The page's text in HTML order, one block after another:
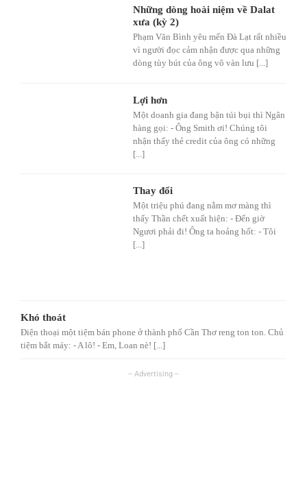
Những dòng hoài niệm về Dalat
xưa (kỳ 2)
Phạm Văn Bình yêu mến Đà Lạt rất nhiều
vì người đọc cảm nhận được qua những
dòng tùy bút của ông vô vàn lưu [...]
Lợi hơn
Một doanh gia đang bận túi bụi thì Ngân
hàng gọi: - Ông Smith ơi! Chúng tôi
nhận thấy thẻ credit của ông có những
[...]
Thay đổi
Một triệu phú đang nằm mơ màng thì
thấy Thần chết xuất hiện: - Đến giờ
Ngươi phải đi! Ông ta hoảng hốt: - Tôi
[...]
Khó thoát
Điện thoại một tiệm bán phone ở thành phố Cần Thơ reng ton ton. Chủ
tiệm bắt máy: - A lô! - Em, Loan nè! [...]